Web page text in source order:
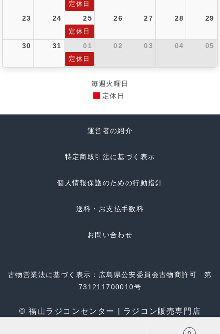
定休日
23 24 25 26 27 28 29
定休日
30 31 01 02 03 04 05
定休日
毎週火曜日
定休日
運営者の紹介
特定商取引法に基づく表示
個人情報保護のための行動指針
送料・お支払手数料
お問い合わせ
古物営業法に基づく表示：広島県公安委員会古物商許可 第
731211700010号
© 福山ラジコンセンター | ラジコン販売専門店